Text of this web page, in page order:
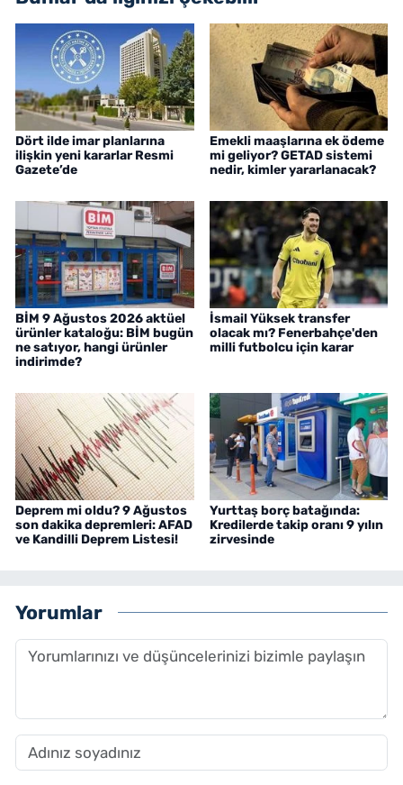
Dört ilde imar planlarına
ilişkin yeni kararlar Resmi
Gazete’de
Emekli maaşlarına ek ödeme
mi geliyor? GETAD sistemi
nedir, kimler yararlanacak?
BİM 9 Ağustos 2026 aktüel
ürünler kataloğu: BİM bugün
ne satıyor, hangi ürünler
indirimde?
İsmail Yüksek transfer
olacak mı? Fenerbahçe'den
milli futbolcu için karar
Deprem mi oldu? 9 Ağustos
son dakika depremleri: AFAD
ve Kandilli Deprem Listesi!
Yurttaş borç batağında:
Kredilerde takip oranı 9 yılın
zirvesinde
Yorumlar